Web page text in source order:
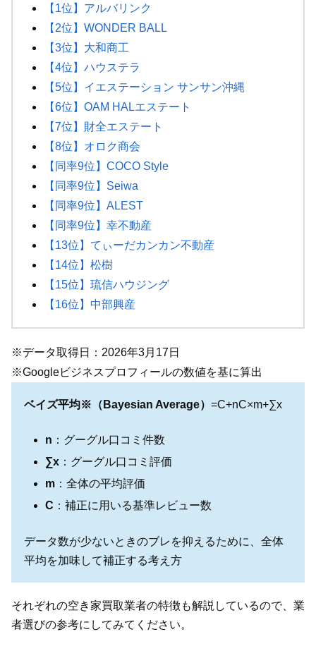
【1位】アルバリンク
【2位】WONDER BALL
【3位】大和商工
【4位】ハウステラ
【5位】イエステーション サンサン沖縄
【6位】OAM HALエステート
【7位】財全エステート
【8位】オロク商会
【同率9位】COCO Style
【同率9位】Seiwa
【同率9位】ALEST
【同率9位】幸不動産
【13位】てぃーだカンカン不動産
【14位】松樹
【15位】琉信ハウジング
【16位】中部興産
※データ取得日：2026年3月17日
※Googleビジネスプロフィールの数値を基に算出
ベイズ平均※（Bayesian Average）=C+nC×m+∑x
n ：グーグル口コミ件数
∑x：グーグル口コミ評価
m：全体の平均評価
C ：補正に用いる基準レビュー数
データ数が少ないときのブレを抑えるために、全体
平均を加味して補正する考え方
それぞれの空き家買取業者の特徴も解説しているので、業
者選びの参考にしてみてください。